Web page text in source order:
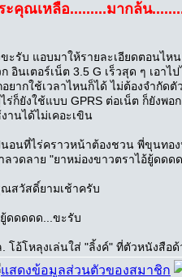
ะคุณเหลือ.........มากล้น
ะรับ แอบมาให้รายละเอียดตอนไห
อินเตอร์เน็ต 3.5 G เร็วสุด ๆ เอา
ยากใช้เวลาไหนก็ได้ ไม่ต้องจำกัด
ร่ก็ยังใช้แบบ GPRS ต่อเน็ต ก็ยังพอ
านได้ไม่เคอะเขิน
อนที่ไร่คราวหน้าต้องชวน พี่ขุนทอ
ลวดลาย "ยาหม่องขาวตราไอ้ยู้ดด
ณสวัสดิ์ยามเช้าครับ
ดดดดด...ขะรับ
โอ้โหลุงเล่นใส่ "ลิ้งค์" ที่ตัวหนังสือ